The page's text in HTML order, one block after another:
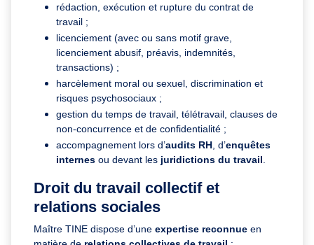
rédaction, exécution et rupture du contrat de
travail ;
licenciement (avec ou sans motif grave,
licenciement abusif, préavis, indemnités,
transactions) ;
harcèlement moral ou sexuel, discrimination et
risques psychosociaux ;
gestion du temps de travail, télétravail, clauses de
non-concurrence et de confidentialité ;
accompagnement lors d’audits RH , d’enquêtes
internes ou devant les juridictions du travail
Droit du travail collectif et
relations sociales
Maître TINE dispose d’une expertise reconnue en